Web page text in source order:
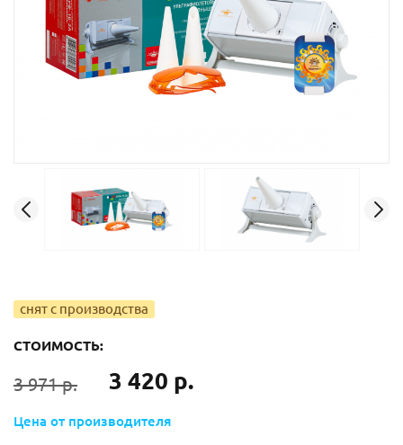
снят с производства
СТОИМОСТЬ:
3 971 р. 3 420 р.
Цена от производителя